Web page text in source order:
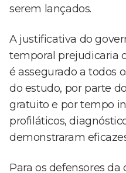
serem lançados.
A justificativa do
temporal prejudicaria
é assegurado a todos
do estudo, por parte
gratuito e por tempo
profiláticos,
demonstraram
Para os defensores